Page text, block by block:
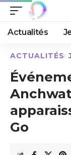
Actualités
ACTUALITÉS
Go